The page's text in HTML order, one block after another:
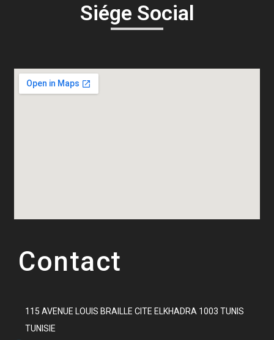
Siége Social
Contact
115 AVENUE LOUIS BRAILLE CITE ELKHADRA 1003 TUNIS
TUNISIE